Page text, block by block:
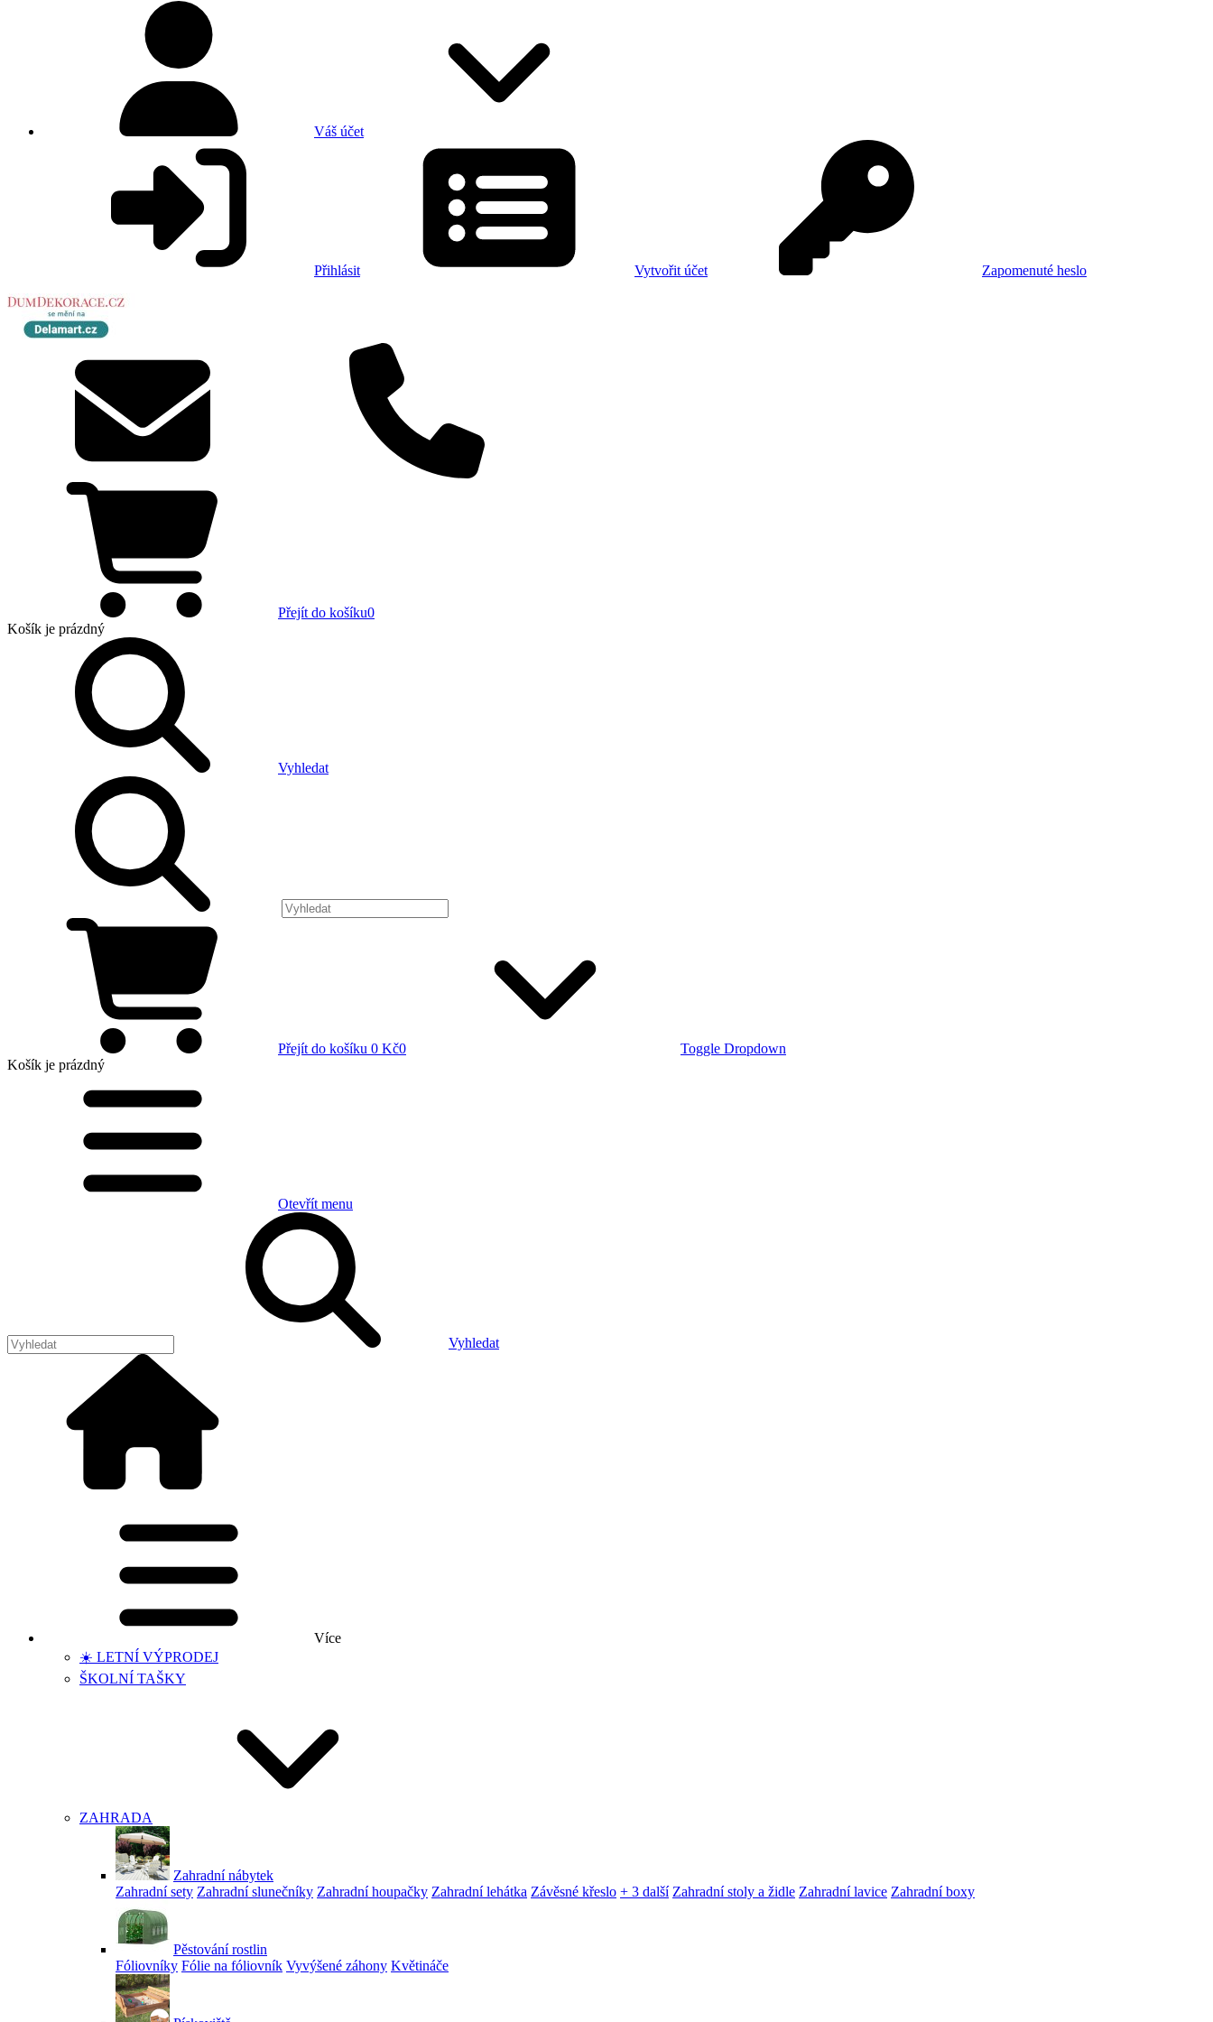
Váš účet
Přihlásit Vytvořit účet Zapomenuté heslo
Přejít do košíku0
Košík je prázdný
Vyhledat
Přejít do košíku 0 Kč0
Toggle Dropdown
Košík je prázdný
Otevřít menu
Vyhledat
Více
☀️ LETNÍ VÝPRODEJ
ŠKOLNÍ TAŠKY
ZAHRADA
Zahradní nábytek
Zahradní sety Zahradní slunečníky Zahradní houpačky Zahradní lehátka Závěsné křeslo + 3 další Zahradní stoly a židle Zahradní lavice Zahradní boxy
Pěstování rostlin
Fóliovníky Fólie na fóliovník Vyvýšené záhony Květináče